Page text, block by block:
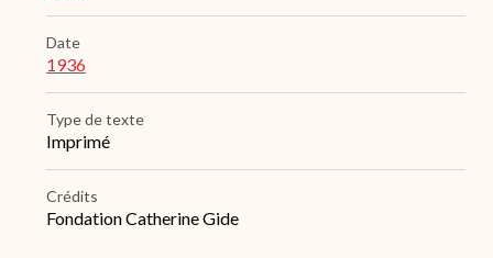
Date
1936
Type de texte
Imprimé
Crédits
Fondation Catherine Gide